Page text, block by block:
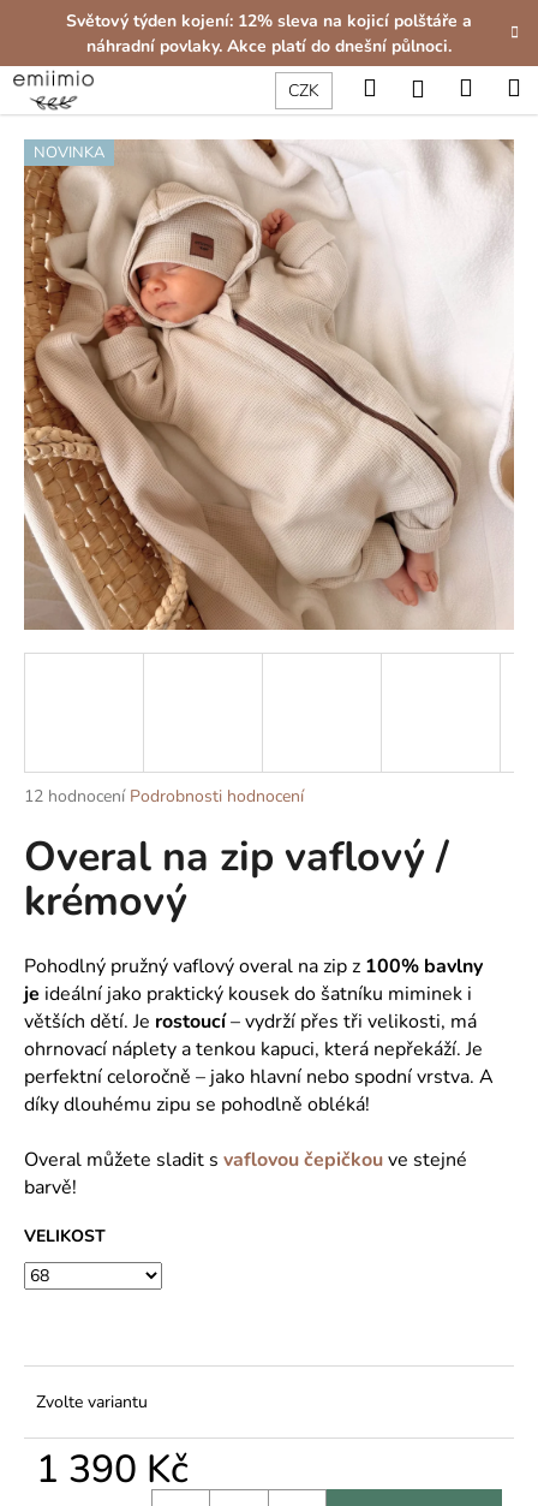
Světový týden kojení: 12% sleva na kojicí polštáře a
náhradní povlaky. Akce platí do dnešní půlnoci.
CZK
HledatPřihlášení
košík
Průměrné
produktu
je
5,0
z
hvězdiček.
12 hodnocení Podrobnosti hodnocení
Overal na zip vaflový /
krémový
Pohodlný pružný vaflový overal na zip z 100% bavlny
je ideální jako praktický kousek do šatníku miminek i
větších dětí. Je rostoucí– vydrží přes tři velikosti, má
ohrnovací náplety a tenkou kapuci, která nepřekáží. Je
perfektní celoročně – jako hlavní nebo spodní vrstva. A
díky dlouhému zipu se pohodlně obléká!
Overal můžete sladit s vaflovou čepičkouve stejné
barvě!
VELIKOST
Zvolte variantu
1 390 Kč
NOVINKA
š
í
Zpět
Zpět
C
o
p
o
t
ř
e
b
u
j
e
t
e
n
a
í
t
D
p
o
r
u
č
u
e
m